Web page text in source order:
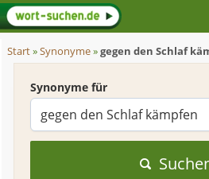
Start»Synonyme»gegen den Schlaf
Synonyme für